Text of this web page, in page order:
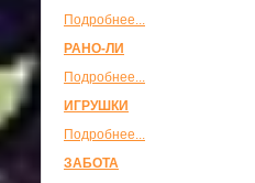
Подробнее...
РАНО-ЛИ
Подробнее...
ИГРУШКИ
Подробнее...
ЗАБОТА